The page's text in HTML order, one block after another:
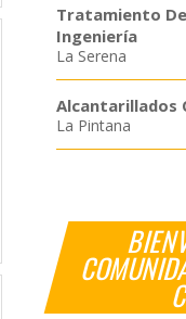
Tratamiento De
Ingeniería
La Serena
Alcantarillados
La Pintana